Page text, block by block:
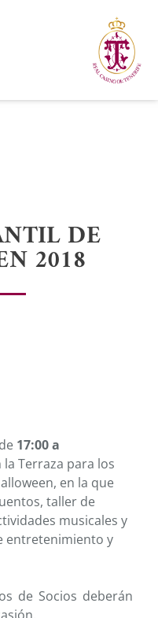
DE
2018
17:00 a
Terraza para los
en la que
taller de
musicales y
entretenimiento y
de Socios deberán